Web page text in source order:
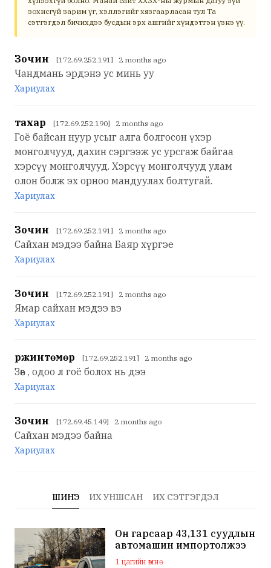
зохисгүй зарим үг, хэллэгийг хязгаарласан тул Та
сэтгэгдэл бичихдээ бусдын эрх ашгийг хүндэтгэн үзнэ үү.
Зочин [172.69.252.191] 2 months ago
Чандмань эрдэнэ ус минь уу
Хариулах
тахар [172.69.252.190] 2 months ago
Гоё байсан нуур усыг алга болгосон үхэр
монголчууд, дахин сэргээж ус урсгаж байгаа
хэрсүү монголчууд. Хэрсүү монголчууд улам
олон болж эх орноо мандуулах болтугай.
Хариулах
Зочин [172.69.252.191] 2 months ago
Сайхан мэдээ байна Баяр хүргэе
Хариулах
Зочин [172.69.252.191] 2 months ago
Ямар сайхан мэдээ вэ
Хариулах
Үржинтөмөр [172.69.252.191] 2 months ago
Зөв , одоо л гоё болох нь дээ
Хариулах
Зочин [172.69.45.149] 2 months ago
Сайхан мэдээ байна
Хариулах
ШИНЭ ИХ УНШСАН ИХ СЭТГЭГДЭЛ
Он гарсаар 43,131 суудлын
автомашин импортолжээ
1 цагийн өмнө